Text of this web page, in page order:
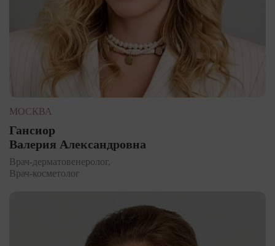
МОСКВА
Гансиор
Валерия Александровна
Врач-дерматовенеролог,
Врач-косметолог